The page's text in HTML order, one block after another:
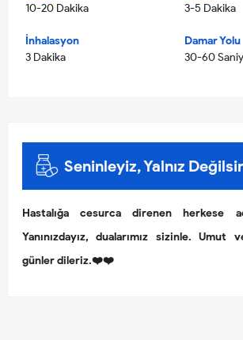
10-20 Dakika
3-5 Dakika
İnhalasyon
3 Dakika
Damar Yolu
30-60
Seninleyiz, Yalnız
Hastalığa cesurca direnen herkese
Yanınızdayız, dualarımız sizinle. Umut
günler dileriz.❤️❤️